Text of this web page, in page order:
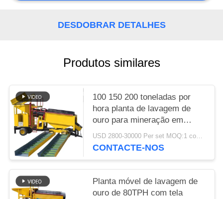
DESDOBRAR DETALHES
Produtos similares
100 150 200 toneladas por
hora planta de lavagem de
ouro para mineração em
grande escala no Egito África
do Sul
CONTACTE-NOS
Planta móvel de lavagem de
ouro de 80TPH com tela